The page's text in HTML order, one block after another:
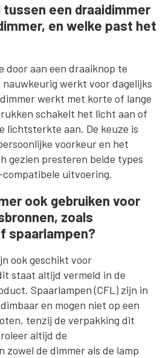
een draaidimmer
en welke past het
door aan een draaiknop te
werkt voor dagelijks
werkt met korte of lange
schakelt het licht aan of
lichtsterkte aan. De keuze is
voorkeur en het
gezien presteren beide types
uitvoering.
ook gebruiken voor
zoals
spaarlampen?
ook geschikt voor
staat altijd vermeld in de
Spaarlampen (CFL) zijn in
en mogen niet op een
tenzij de verpakking dit
altijd de
de dimmer als de lamp